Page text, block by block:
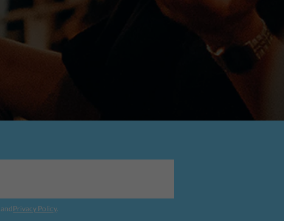
andPrivacy Policy.